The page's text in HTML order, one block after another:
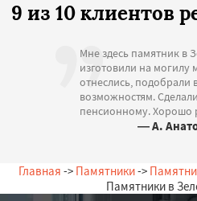
9 из 10 клиентов
Мне здесь памятник в
изготовили на
отнеслись, подобрали
возможностям.
пенсионному. Хорошо
— А.
Главная -> Памятники->
Памятники в